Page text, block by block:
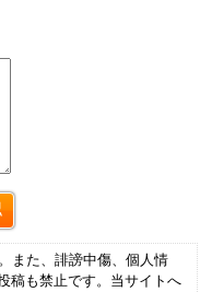
また、誹謗中傷、個人情
稿も禁止です。当サイトへ